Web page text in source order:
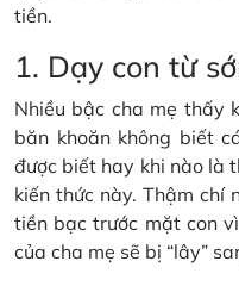
tiền.
1. Dạy con từ
Nhiều bậc cha mẹ thấy
băn khoăn không biết
được biết hay khi nào là
kiến thức này. Thậm chí
tiền bạc trước mặt con
của cha mẹ sẽ bị “lây”